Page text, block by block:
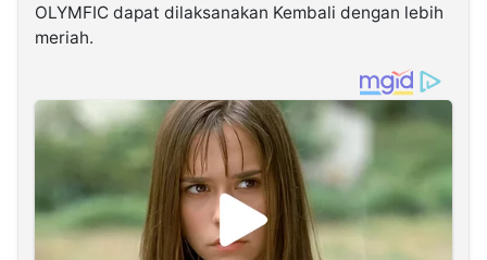
OLYMFIC dapat dilaksanakan Kembali dengan lebih
meriah.